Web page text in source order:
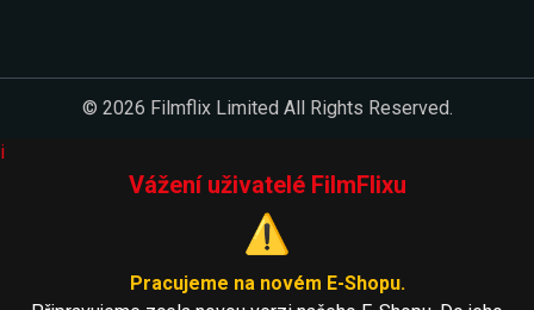
© 2026 Filmflix Limited All Rights Reserved.
i
Vážení uživatelé FilmFlixu
⚠️
Pracujeme na novém E-Shopu.